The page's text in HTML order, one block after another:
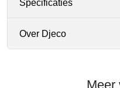
Specificaties
Over Djeco
Meer